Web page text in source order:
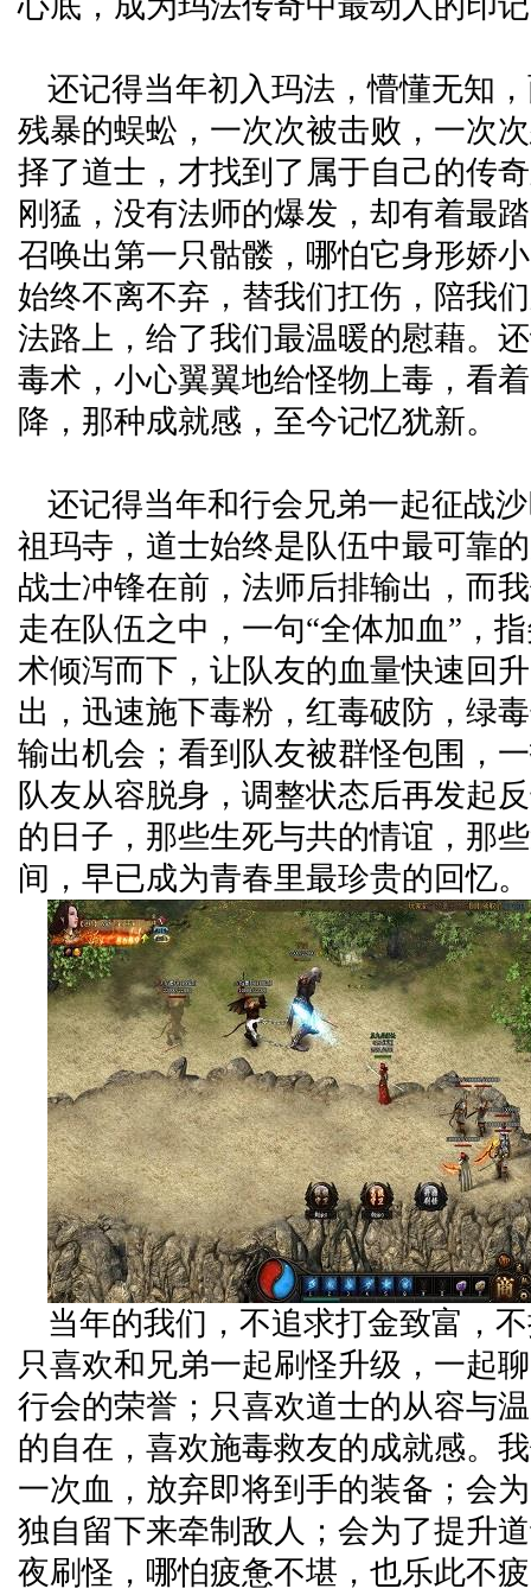
还记得当年初入玛法，懵懂无知
残暴的蜈蚣，一次次被击败，一次
择了道士，才找到了属于自己的传
刚猛，没有法师的爆发，却有着最
召唤出第一只骷髅，哪怕它身形娇
始终不离不弃，替我们扛伤，陪我
法路上，给了我们最温暖的慰藉。
毒术，小心翼翼地给怪物上毒，看
降，那种成就感，至今记忆犹新。
还记得当年和行会兄弟一起征战
祖玛寺，道士始终是队伍中最可靠
战士冲锋在前，法师后排输出，而
走在队伍之中，一句“全体加血”，
术倾泻而下，让队友的血量快速回
出，迅速施下毒粉，红毒破防，绿
输出机会；看到队友被群怪包围，
队友从容脱身，调整状态后再发起
的日子，那些生死与共的情谊，那
间，早已成为青春里最珍贵的回忆。
当年的我们，不追求打金致富，
只喜欢和兄弟一起刷怪升级，一起
行会的荣誉；只喜欢道士的从容与
的自在，喜欢施毒救友的成就感。
一次血，放弃即将到手的装备；会
独自留下来牵制敌人；会为了提升
夜刷怪，哪怕疲惫不堪，也乐此不